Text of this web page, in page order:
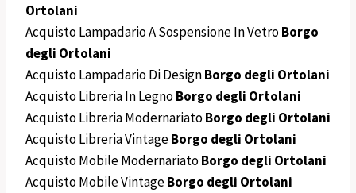
Ortolani
Acquisto Lampadario A Sospensione In VetroBorgo
degli Ortolani
Acquisto Lampadario Di DesignBorgo degli Ortolani
Acquisto Libreria In LegnoBorgo degli Ortolani
Acquisto Libreria ModernariatoBorgo degli Ortolani
Acquisto Libreria VintageBorgo degli Ortolani
Acquisto Mobile ModernariatoBorgo degli Ortolani
Acquisto Mobile VintageBorgo degli Ortolani